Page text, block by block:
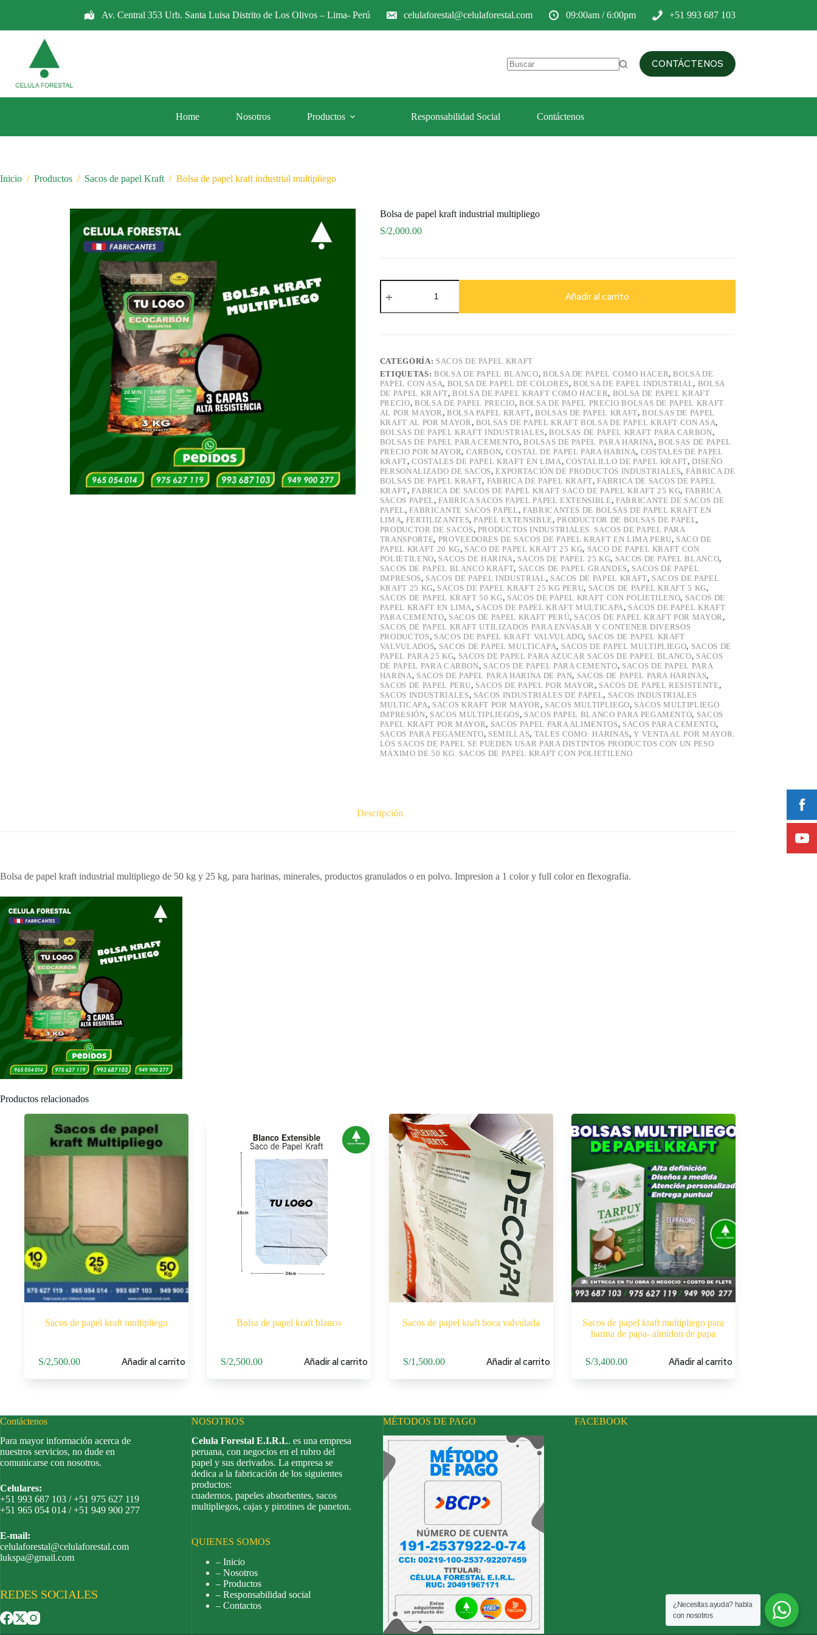
Av. Central 353 Urb. Santa Luisa Distrito de Los Olivos – Lima- Perú celulaforestal@celulaforestal.com 09:00am / 6:00pm +51 993 687 103
CONTÁCTENOS
Home Nosotros Productos Responsabilidad Social Contáctenos
Inicio / Productos / Sacos de papel Kraft / Bolsa de papel kraft industrial multipliego
Bolsa de papel kraft industrial multipliego
S/2,000.00
Bolsa
de
kraft
Añadir al carrito
CATEGORÍA: SACOS DE PAPEL KRAFT
ETIQUETAS: BOLSA DE PAPEL BLANCO, BOLSA DE PAPEL COMO HACER,BOLSA DE
PAPEL CON ASA, BOLSA DE PAPEL DE COLORES,BOLSA DE PAPEL INDUSTRIAL, BOLSA
DE PAPEL KRAFT,BOLSA DE PAPEL KRAFT COMO HACER, BOLSA DE PAPEL KRAFT
PRECIO,BOLSA DE PAPEL PRECIO, BOLSA DE PAPEL PRECIO BOLSAS DE PAPEL KRAFT
AL POR MAYOR, BOLSA PAPEL KRAFT,BOLSAS DE PAPEL KRAFT,BOLSAS DE PAPEL
KRAFT AL POR MAYOR, BOLSAS DE PAPEL KRAFT BOLSA DE PAPEL KRAFT CON ASA,
BOLSAS DE PAPEL KRAFT INDUSTRIALES,BOLSAS DE PAPEL KRAFT PARA CARBON,
BOLSAS DE PAPEL PARA CEMENTO,BOLSAS DE PAPEL PARA HARINA,BOLSAS DE PAPEL
PRECIO POR MAYOR, CARBON, COSTAL DE PAPEL PARA HARINA, COSTALES DE PAPEL
KRAFT,COSTALES DE PAPEL KRAFT EN LIMA, COSTALILLO DE PAPEL KRAFT,DISEÑO
PERSONALIZADO DE SACOS,EXPORTACIÓN DE PRODUCTOS INDUSTRIALES, FÁBRICA DE
BOLSAS DE PAPEL KRAFT, FABRICA DE PAPEL KRAFT,FABRICA DE SACOS DE PAPEL
KRAFT,FABRICA DE SACOS DE PAPEL KRAFT SACO DE PAPEL KRAFT 25 KG, FABRICA
SACOS PAPEL,FABRICA SACOS PAPEL PAPEL EXTENSIBLE, FABRICANTE DE SACOS DE
PAPEL,FABRICANTE SACOS PAPEL, FABRICANTES DE BOLSAS DE PAPEL KRAFT EN
LIMA, FERTILIZANTES,PAPEL EXTENSIBLE,PRODUCTOR DE BOLSAS DE PAPEL,
PRODUCTOR DE SACOS, PRODUCTOS INDUSTRIALES. SACOS DE PAPEL PARA
TRANSPORTE, PROVEEDORES DE SACOS DE PAPEL KRAFT EN LIMA PERU, SACO DE
PAPEL KRAFT 20 KG, SACO DE PAPEL KRAFT 25 KG, SACO DE PAPEL KRAFT CON
POLIETILENO, SACOS DE HARINA, SACOS DE PAPEL 25 KG, SACOS DE PAPEL BLANCO,
SACOS DE PAPEL BLANCO KRAFT, SACOS DE PAPEL GRANDES, SACOS DE PAPEL
IMPRESOS, SACOS DE PAPEL INDUSTRIAL, SACOS DE PAPEL KRAFT, SACOS DE PAPEL
KRAFT 25 KG, SACOS DE PAPEL KRAFT 25 KG PERU, SACOS DE PAPEL KRAFT 5 KG,
SACOS DE PAPEL KRAFT 50 KG, SACOS DE PAPEL KRAFT CON POLIETILENO, SACOS DE
PAPEL KRAFT EN LIMA, SACOS DE PAPEL KRAFT MULTICAPA, SACOS DE PAPEL KRAFT
PARA CEMENTO, SACOS DE PAPEL KRAFT PERÚ, SACOS DE PAPEL KRAFT POR MAYOR,
SACOS DE PAPEL KRAFT UTILIZADOS PARA ENVASAR Y CONTENER DIVERSOS
PRODUCTOS, SACOS DE PAPEL KRAFT VALVULADO, SACOS DE PAPEL KRAFT
VALVULADOS, SACOS DE PAPEL MULTICAPA, SACOS DE PAPEL MULTIPLIEGO, SACOS DE
PAPEL PARA 25 KG, SACOS DE PAPEL PARA AZUCAR SACOS DE PAPEL BLANCO, SACOS
DE PAPEL PARA CARBON, SACOS DE PAPEL PARA CEMENTO, SACOS DE PAPEL PARA
HARINA, SACOS DE PAPEL PARA HARINA DE PAN, SACOS DE PAPEL PARA HARINAS,
SACOS DE PAPEL PERU, SACOS DE PAPEL POR MAYOR, SACOS DE PAPEL RESISTENTE,
SACOS INDUSTRIALES, SACOS INDUSTRIALES DE PAPEL, SACOS INDUSTRIALES
MULTICAPA, SACOS KRAFT POR MAYOR, SACOS MULTIPLIEGO, SACOS MULTIPLIEGO
IMPRESIÓN, SACOS MULTIPLIEGOS, SACOS PAPEL BLANCO PARA PEGAMENTO, SACOS
PAPEL KRAFT POR MAYOR, SACOS PAPEL PARA ALIMENTOS, SACOS PARA CEMENTO,
SACOS PARA PEGAMENTO, SEMILLAS, TALES COMO: HARINAS,Y VENTA AL POR MAYOR.
LOS SACOS DE PAPEL SE PUEDEN USAR PARA DISTINTOS PRODUCTOS CON UN PESO
MÁXIMO DE 50 KG. SACOS DE PAPEL KRAFT CON POLIETILENO
Descripción
Bolsa de papel kraft industrial multipliego de 50 kg y 25 kg, para harinas, minerales, productos granulados o en polvo. Impresion a 1 color y full color en flexografia.
Productos relacionados
Sacos de papel kraft multipliego
S/2,500.00 Añadir al carrito
Bolsa de papel kraft blanco
S/2,500.00 Añadir al carrito
Sacos de papel kraft boca valvulada
S/1,500.00 Añadir al carrito
Sacos de papel kraft multipliego para
harina de papa- almidon de papa
S/3,400.00 Añadir al carrito
Contáctenos
Para mayor información acerca de
nuestros servicios, no dude en
comunicarse con nosotros.
Celulares:
+51 993 687 103 / +51 975 627 119
+51 965 054 014 / +51 949 900 277
E-mail:
celulaforestal@celulaforestal.com
lukspa@gmail.com
REDES SOCIALES
NOSOTROS
Celula Forestal E.I.R.L. es una empresa
peruana, con negocios en el rubro del
papel y sus derivados. La empresa se
dedica a la fabricación de los siguientes
productos:
cuadernos, papeles absorbentes, sacos
multipliegos, cajas y pirotines de paneton.
QUIENES SOMOS
– Inicio
– Nosotros
– Productos
– Responsabilidad social
– Contactos
MÉTODOS DE PAGO FACEBOOK
¿Necesitas ayuda? habla
con nosotros